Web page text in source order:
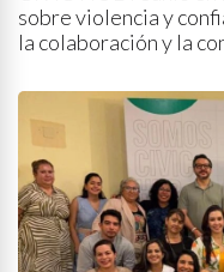
sobre violencia y
la colaboración y la